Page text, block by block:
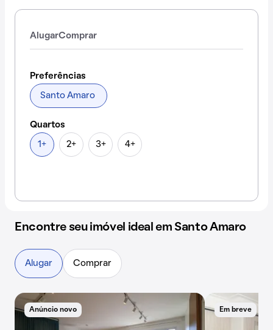
AlugarComprar
Preferências
Santo Amaro
Quartos
1+ 2+ 3+ 4+
Encontre seu imóvel ideal em Santo Amaro
Anúncio novo Em breve
Alugar Comprar